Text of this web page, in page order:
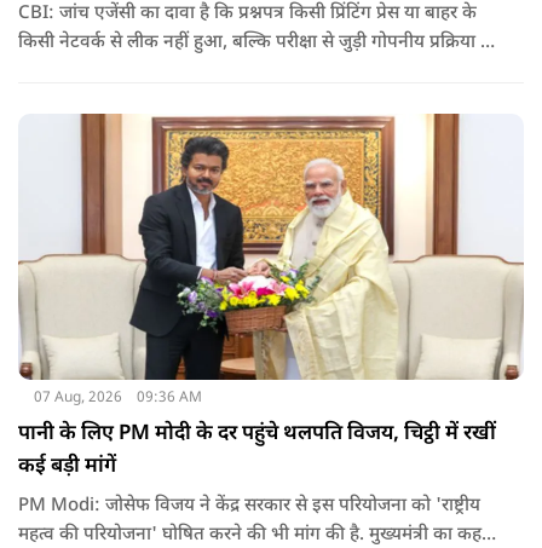
CBI: जांच एजेंसी का दावा है कि प्रश्नपत्र किसी प्रिंटिंग प्रेस या बाहर के
किसी नेटवर्क से लीक नहीं हुआ, बल्कि परीक्षा से जुड़ी गोपनीय प्रक्रिया में
07 Aug, 2026 09:36 AM
पानी के लिए PM मोदी के दर पहुंचे थलपति विजय, चिट्ठी में रखीं
कई बड़ी मांगें
PM Modi: जोसेफ विजय ने केंद्र सरकार से इस परियोजना को 'राष्ट्रीय
महत्व की परियोजना' घोषित करने की भी मांग की है. मुख्यमंत्री का कहना